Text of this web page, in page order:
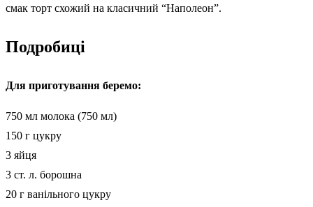
смак торт схожий на класичний “Наполеон”.
Подробиці
Для приготування беремо:
750 мл молока (750 мл)
150 г цукру
3 яйця
3 ст. л. борошна
20 г ванільного цукру